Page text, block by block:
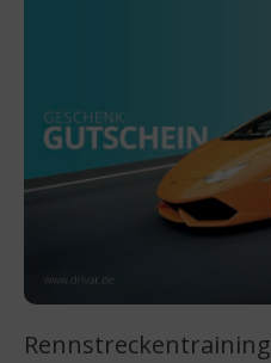
Rennstreckentraining